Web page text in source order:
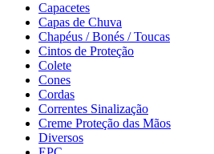
Capacetes
Capas de Chuva
Chapéus / Bonés / Toucas
Cintos de Proteção
Colete
Cones
Cordas
Correntes Sinalização
Creme Proteção das Mãos
Diversos